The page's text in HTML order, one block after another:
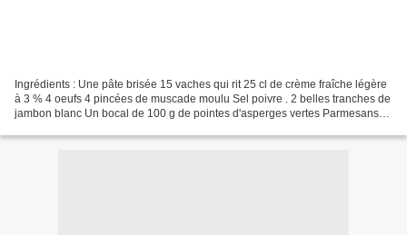
Ingrédients : Une pâte brisée 15 vaches qui rit 25 cl de crème fraîche légère
à 3 % 4 oeufs 4 pincées de muscade moulu Sel poivre . 2 belles tranches de
jambon blanc Un bocal de 100 g de pointes d'asperges vertes Parmesans